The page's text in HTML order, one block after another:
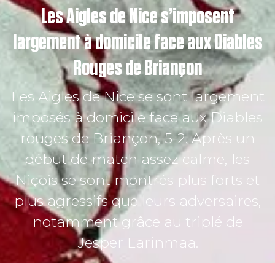
Les Aigles de Nice s’imposent
largement à domicile face aux Diables
Rouges de Briançon
Les Aigles de Nice se sont largement
imposés à domicile face aux Diables
rouges de Briançon, 5-2. Après un
début de match assez calme, les
Niçois se sont montrés plus forts et
plus agressifs que leurs adversaires,
notamment grâce au triplé de
Jesper Larinmaa.